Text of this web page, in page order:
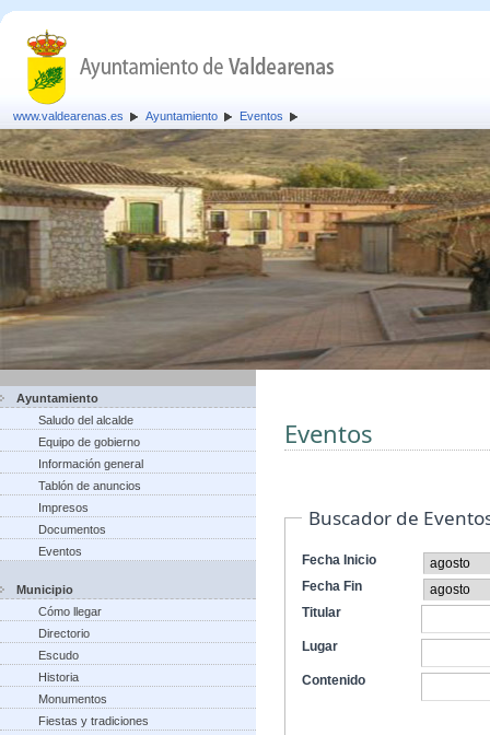
www.valdearenas.es Ayuntamiento Eventos
Ayuntamiento
Saludo del alcalde
Equipo de gobierno
Información general
Tablón de anuncios
Impresos
Documentos
Eventos
Municipio
Cómo llegar
Directorio
Escudo
Historia
Monumentos
Fiestas y tradiciones
Eventos
Buscador de
Fecha Inicio
Fecha Fin
Titular
Lugar
Contenido